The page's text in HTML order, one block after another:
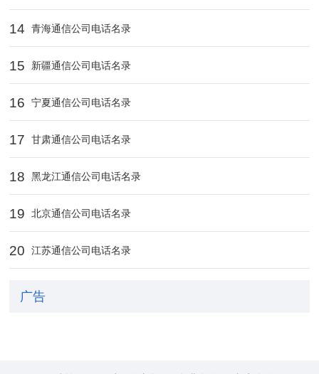
14 青海通信公司电话名录
15 新疆通信公司电话名录
16 宁夏通信公司电话名录
17 甘肃通信公司电话名录
18 黑龙江通信公司电话名录
19 北京通信公司电话名录
20 江苏通信公司电话名录
广告